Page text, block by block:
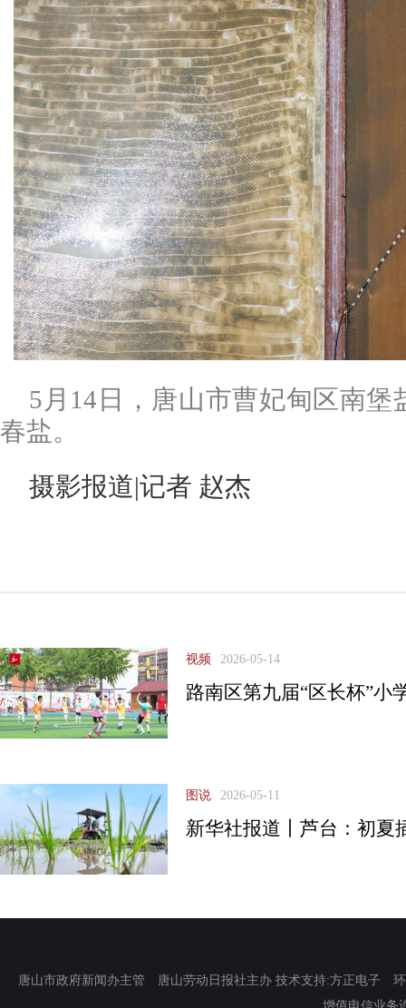
5月14日，唐山市曹妃甸区南
春盐。
摄影报道|记者 赵杰
视频 2026-05-14
路南区第九届“区长杯”小
图说 2026-05-11
新华社报道丨芦台：初夏
唐山市政府新闻办主管 唐山劳动日报社主办 技术支持:方正电子